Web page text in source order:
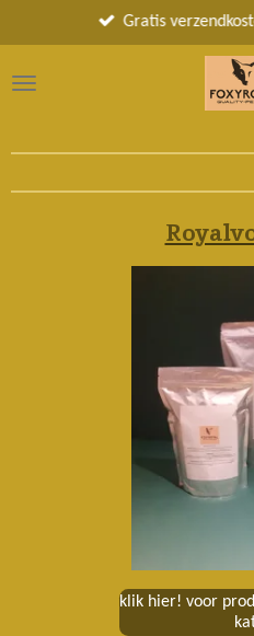
direct
naar
Gratis
klik hier! voor